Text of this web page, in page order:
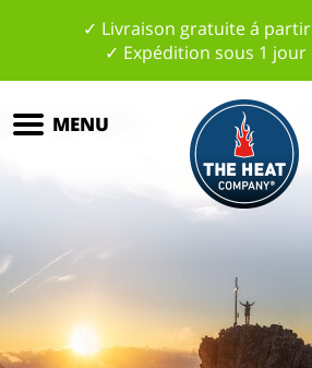
✓ Livraison gratuite á partir
✓ Expédition sous 1
MENU